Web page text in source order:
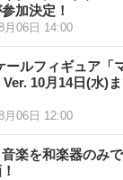
加決定！
月06日 14:00
ールフィギュア「
Ver. 10月14日(水)
月06日 12:00
楽を和楽器のみ